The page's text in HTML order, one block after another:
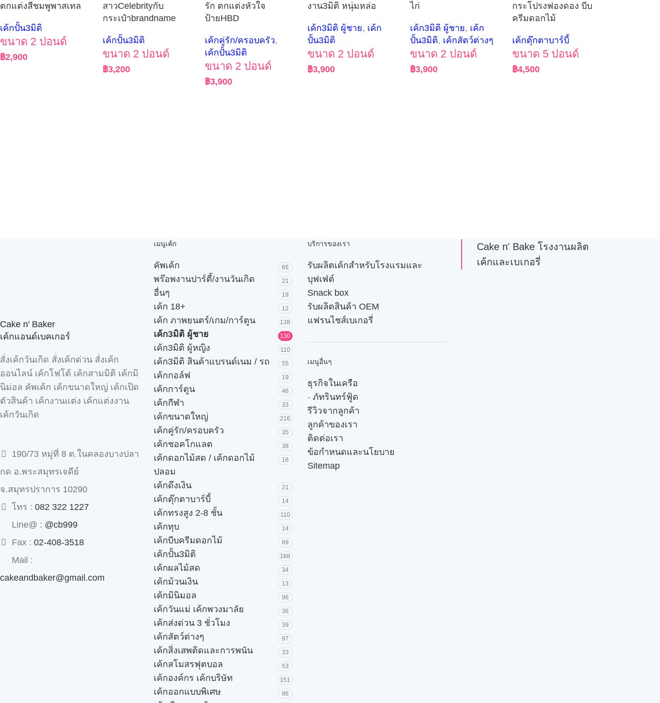
ตกแต่งสีชมพูพาสเทล
เค้กปั้น3มิติ
ขนาด 2 ปอนด์
฿2,900
สาวCelebrityกับ
กระเป๋าbrandname
เค้กปั้น3มิติ
ขนาด 2 ปอนด์
฿3,200
รัก ตกแต่งหัวใจ
ป้ายHBD
เค้กคู่รัก/ครอบครัว,
เค้กปั้น3มิติ
ขนาด 2 ปอนด์
฿3,900
งาน3มิติ หนุ่มหล่อ
เค้ก3มิติ ผู้ชาย, เค้ก
ปั้น3มิติ
ขนาด 2 ปอนด์
฿3,900
ไก่
เค้ก3มิติ ผู้ชาย, เค้ก
ปั้น3มิติ, เค้กสัตว์ต่างๆ
ขนาด 2 ปอนด์
฿3,900
กระโปรงฟองดอง บีบ
ครีมดอกไม้
เค้กตุ๊กตาบาร์บี้
ขนาด 5 ปอนด์
฿4,500
Cake n' Baker
เค้กแอนด์เบคเกอร์
สั่งเค้กวันเกิด สั่งเค้กด่วน สั่งเค้ก
ออนไลน์ เค้กโฟโต้ เค้กสามมิติ เค้กมิ
นิม่อล คัพเค้ก เค้กขนาดใหญ่ เค้กเปิด
ตัวสินค้า เค้กงานแต่ง เค้กแต่งงาน
เค้กวันเกิด
190/73 หมู่ที่ 8 ต.ในคลองบางปลา
กด อ.พระสมุทรเจดีย์
จ.สมุทรปราการ 10290
โทร : 082 322 1227
Line@ : @cb999
Fax : 02-408-3518
Mail :
cakeandbaker@gmail.com
เมนูเค้ก
คัพเค้ก 66
พร๊อพงานปาร์ตี้/งานวันเกิด 21
อื่นๆ 19
เค้ก 18+ 12
เค้ก ภาพยนตร์/เกม/การ์ตูน 138
เค้ก3มิติ ผู้ชาย 130
เค้ก3มิติ ผู้หญิง 110
เค้ก3มิติ สินค้าแบรนด์เนม / รถ 55
เค้กกอล์ฟ 19
เค้กการ์ตูน 46
เค้กกีฬา 33
เค้กขนาดใหญ่ 216
เค้กคู่รัก/ครอบครัว 35
เค้กชอคโกแลต 38
เค้กดอกไม้สด / เค้กดอกไม้
ปลอม
16
เค้กดึงเงิน 21
เค้กตุ๊กตาบาร์บี้ 14
เค้กทรงสูง 2-8 ชั้น 110
เค้กทุบ 14
เค้กบีบครีมดอกไม้ 69
เค้กปั้น3มิติ 168
เค้กผลไม้สด 34
เค้กม้วนเงิน 13
เค้กมินิมอล 96
เค้กวันแม่ เค้กพวงมาลัย 36
เค้กส่งด่วน 3 ชั่วโมง 39
เค้กสัตว์ต่างๆ 97
เค้กสิ่งเสพติดและการพนัน 33
เค้กสโมสรฟุตบอล 53
เค้กองค์กร เค้กบริษัท 151
เค้กออกแบบพิเศษ 86
บริการของเรา
รับผลิตเค้กสำหรับโรงแรมและ
บุฟเฟ่ต์
Snack box
รับผลิตสินค้า OEM
แฟรนไชส์เบเกอรี่
เมนูอื่นๆ
ธุรกิจในเครือ
- ภัทรินทร์ฟู้ด
รีวิวจากลูกค้า
ลูกค้าของเรา
ติดต่อเรา
ข้อกำหนดและนโยบาย
Sitemap
Cake n' Bake โรงงานผลิต
เค้กและเบเกอรี่